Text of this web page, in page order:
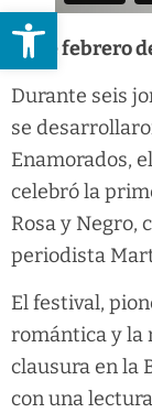
Abrir
19 de febrero
Durante seis
se
Enamorados,
celebró la
Rosa y Negro,
periodista
El festival,
romántica y la
clausura en la
con una